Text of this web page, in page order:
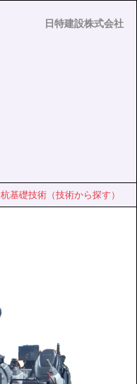
日特建設株式会社
日特建設株式会社
杭基礎技術（技術から探す）